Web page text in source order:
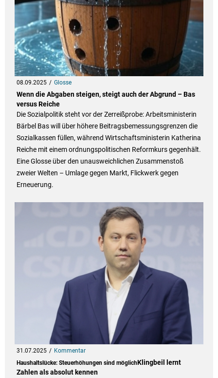
08.09.2025 Glosse
Wenn die Abgaben steigen, steigt auch der Abgrund – Bas
versus Reiche
Die Sozialpolitik steht vor der Zerreißprobe: Arbeitsministerin
Bärbel Bas will über höhere Beitragsbemessungsgrenzen die
Sozialkassen füllen, während Wirtschaftsministerin Katherina
Reiche mit einem ordnungspolitischen Reformkurs gegenhält.
Eine Glosse über den unausweichlichen Zusammenstoß
zweier Welten – Umlage gegen Markt, Flickwerk gegen
Erneuerung.
31.07.2025
Kommentar
Haushaltslücke: Steuerhöhungen sind möglichKlingbeil lernt
Zahlen als absolut kennen